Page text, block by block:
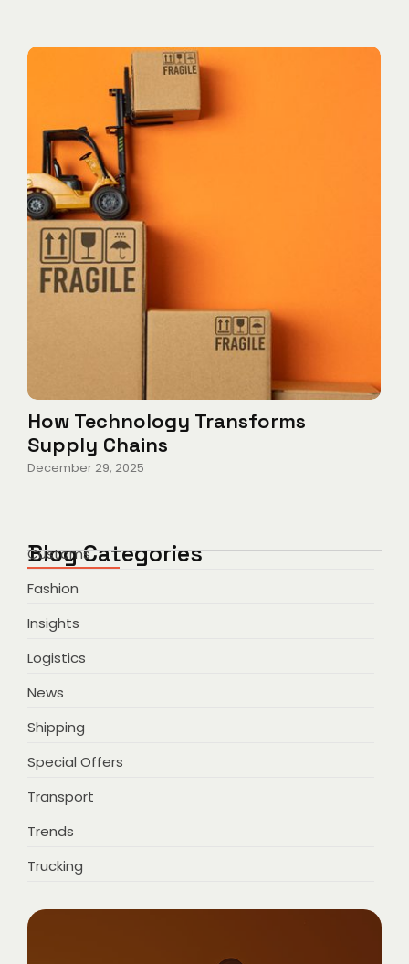
How Technology Transforms
Supply Chains
December 29, 2025
Blog Categories
Customs
Fashion
Insights
Logistics
News
Shipping
Special Offers
Transport
Trends
Trucking